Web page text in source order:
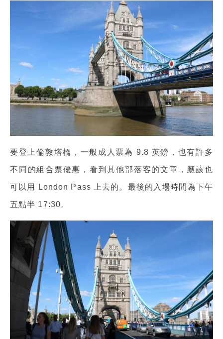
要登上倫敦塔橋，一般成人票為 9.8 英鎊，也有許多
不同的組合票優惠，看到其他部落客的文章，應該也
可以用 London Pass 上去的。最後的入場時間為下午
五點半 17:30。